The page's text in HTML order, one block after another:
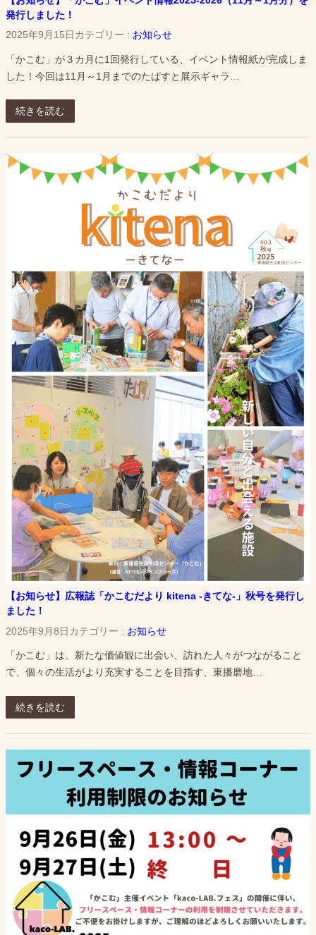
発行しました！
2025年9月15日 カテゴリー : お知らせ
「かこむ」が３カ月に1回発行している、イベント情報紙が完成しま
した！今回は11月～1月までのたぱすと展示ギャラ…
続きを読む
【お知らせ】広報誌「かこむだより kitena -きてな-」秋号を発行し
ました！
2025年9月8日 カテゴリー : お知らせ
「かこむ」は、新たな価値観に出会い、訪れた人々がつながること
で、個々の生活がより充実することを目指す、東播磨地…
続きを読む